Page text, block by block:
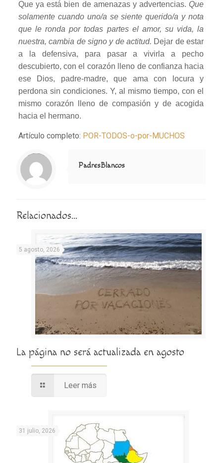
Que ya está bien de amenazas y advertencias.Que
solamente cuando uno/a se siente querido/a y nota
que le ronda por todas partes el amor, su vida, la
nuestra, cambia de signo y de actitud. Dejar de estar
a la defensiva, para pasar a vivirla a pecho
descubierto, con el corazón lleno de confianza hacia
ese Dios, padre-madre, que ama con locura y
perdona sin condiciones. Y, al mismo tiempo, con el
mismo corazón lleno de compasión y de acogida
hacia el hermano.
Artículo completo: POR-TODOS-o-por-MUCHOS
Notice
: Trying to access array offset on value of type null in
/home/misioner/public_html/padresblancos/themes/betheme/includes/content-single.php
on line
286
PadresBlancos
Relacionados...
5 agosto, 2026
La página no será actualizada en agosto
Leer más
31 julio, 2026